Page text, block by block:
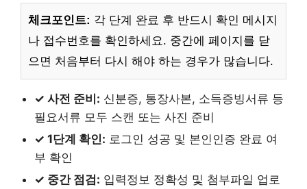
체크포인트: 각 단계 완료 후 반드시 확인 메시지
나 접수번호를 확인하세요. 중간에 페이지를 닫
으면 처음부터 다시 해야 하는 경우가 많습니다.
✓ 사전 준비: 신분증, 통장사본, 소득증빙서류 등
필요서류 모두 스캔 또는 사진 준비
✓ 1단계 확인: 로그인 성공 및 본인인증 완료 여
부 확인
✓ 중간 점검: 입력정보 정확성 및 첨부파일 업로